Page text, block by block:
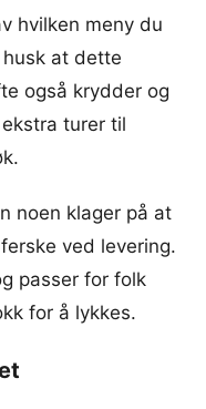
hvilken meny du
at dette
også krydder og
turer til
noen klager på at
ved levering.
passer for folk
for å lykkes.